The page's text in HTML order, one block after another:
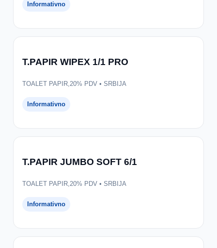
Informativno
T.PAPIR WIPEX 1/1 PRO
TOALET PAPIR,20% PDV • SRBIJA
Informativno
T.PAPIR JUMBO SOFT 6/1
TOALET PAPIR,20% PDV • SRBIJA
Informativno